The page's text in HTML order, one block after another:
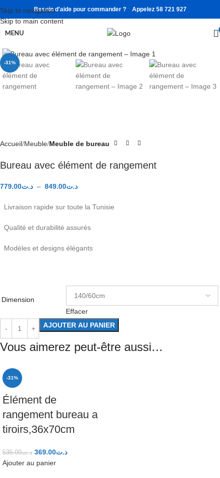
Skip to navigation
Skip to main content
Besoin d'aide pour commander ? Appelez 58 721 927
MENU
-31%
Accueil Meuble Meuble de bureau
Bureau avec élément de rangement
د.ت779.00 – د.ت849.00
Livraison rapide sur toute la Tunisie
Qualité et durabilité assurés
Modèles et designs élégants
Dimension
Effacer
AJOUTER AU PANIER
Vous aimerez peut-être aussi…
-31%
Élément de
rangement bureau a
tiroirs,36x70cm
د.ت535.00 د.ت369.00
Ajouter au panier